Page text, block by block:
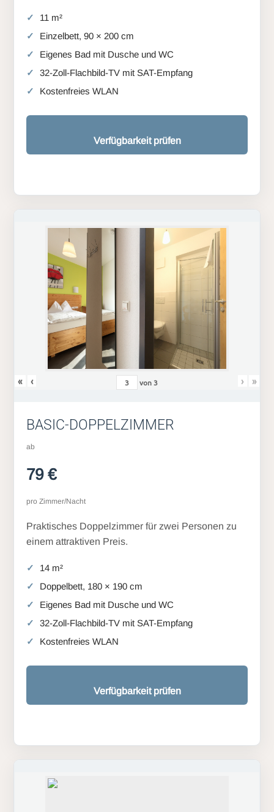
11 m²
Einzelbett, 90 × 200 cm
Eigenes Bad mit Dusche und WC
32-Zoll-Flachbild-TV mit SAT-Empfang
Kostenfreies WLAN
Verfügbarkeit prüfen
« ‹ von3 › »
BASIC-DOPPELZIMMER
ab
79 €
pro Zimmer/Nacht
Praktisches Doppelzimmer für zwei Personen zu
einem attraktiven Preis.
14 m²
Doppelbett, 180 × 190 cm
Eigenes Bad mit Dusche und WC
32-Zoll-Flachbild-TV mit SAT-Empfang
Kostenfreies WLAN
Verfügbarkeit prüfen